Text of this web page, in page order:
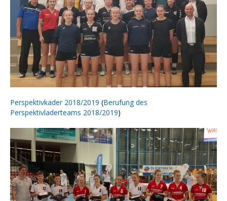
Perspektivkader 2018/2019 (Berufung des
Perspektivladerteams 2018/2019)